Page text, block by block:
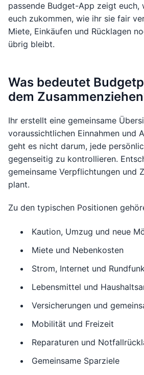
passende Budget-App zeigt euch,
euch zukommen, wie ihr sie fair
Miete, Einkäufen und Rücklagen
übrig bleibt.
Was bedeutet
dem
Ihr erstellt eine gemeinsame
voraussichtlichen Einnahmen und
geht es nicht darum, jede
gegenseitig zu kontrollieren.
gemeinsame Verpflichtungen und
plant.
Zu den typischen Positionen
Kaution, Umzug und neue
Miete und Nebenkosten
Strom, Internet und
Lebensmittel und
Versicherungen und
Mobilität und Freizeit
Reparaturen und
Gemeinsame Sparziele